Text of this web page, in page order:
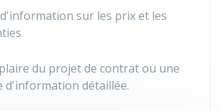
d'information sur les prix et les
du projet de contrat ou une
d'information détaillée.